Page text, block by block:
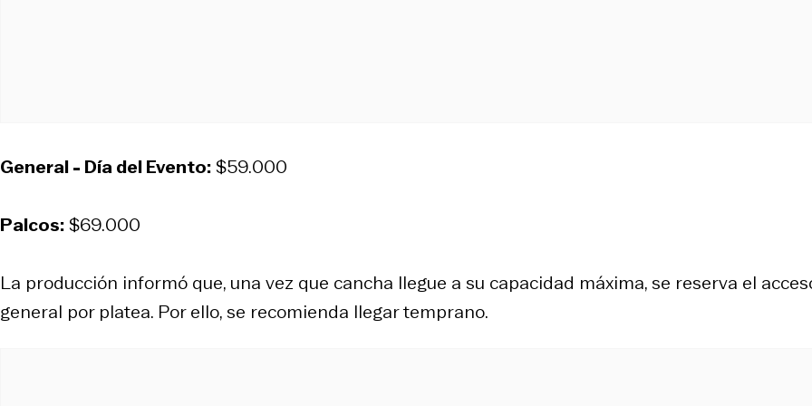
General - Día del Evento:$59.000
Palcos:$69.000
La producción informó que, una vez que cancha llegue a su capacidad máxima, se reserva el
general por platea. Por ello, se recomienda llegar temprano.